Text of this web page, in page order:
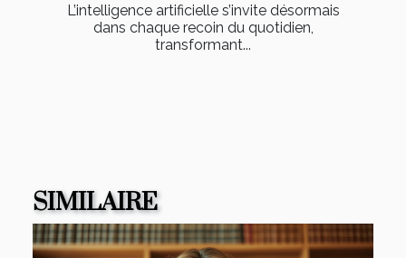
L’intelligence artificielle s’invite désormais
dans chaque recoin du quotidien,
transformant...
SIMILAIRE